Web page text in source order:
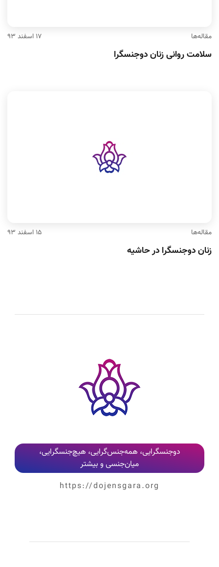
مقاله‌ها ۱۷ اسفند ۹۳
سلامت روانی زنان دوجنسگرا
مقاله‌ها ۱۵ اسفند ۹۳
زنان دوجنسگرا در حاشیه
دوجنسگرایی، همه‌جنس‌گرایی، هیچ‌جنسگرایی،
میان‌جنسی و بیشتر
https://dojensgara.org